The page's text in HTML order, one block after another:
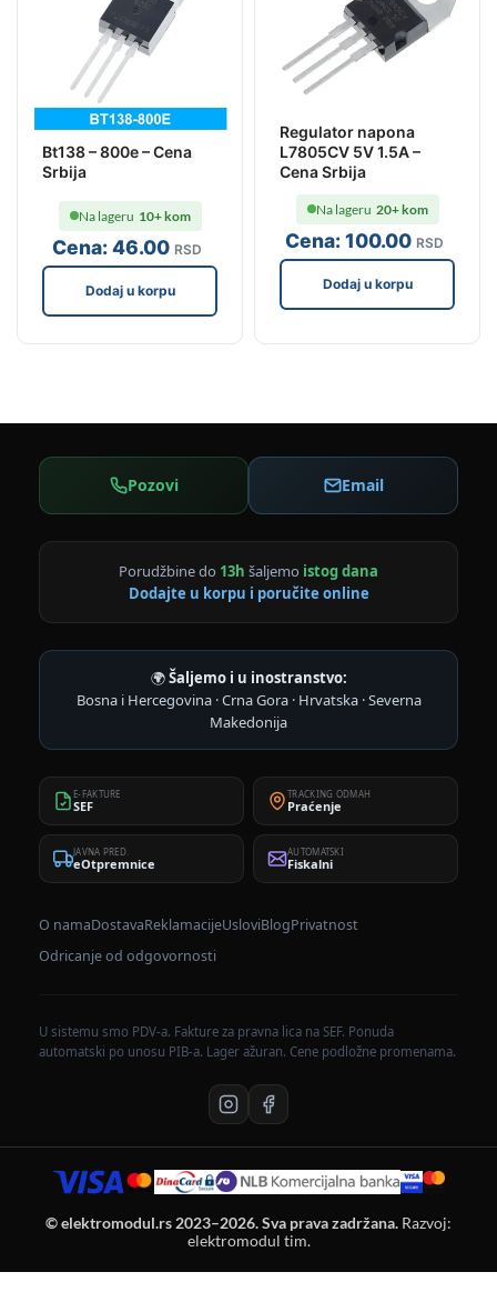
Bt138 – 800e – Cena
Srbija
Cena:46.00 RSD
Na lageru 10+ kom
Dodaj u korpu
Regulator napona
L7805CV 5V 1.5A –
Cena Srbija
Cena:100.00 RSD
Na lageru 20+ kom
Dodaj u korpu
Pozovi Email
Porudžbine do 13h šaljemo istog dana
Dodajte u korpu i poručite online
🌍Šaljemo i u inostranstvo:
Bosna i Hercegovina · Crna Gora · Hrvatska · Severna
Makedonija
E-FAKTURE
SEF
TRACKING ODMAH
Praćenje
JAVNA PRED.
eOtpremnice
AUTOMATSKI
Fiskalni
O namaDostavaReklamacijeUsloviBlogPrivatnost
Odricanje od odgovornosti
U sistemu smo PDV-a. Fakture za pravna lica na SEF. Ponuda
automatski po unosu PIB-a. Lager ažuran. Cene podložne promenama.
© elektromodul.rs 2023–2026. Sva prava zadržana. Razvoj:
elektromodul tim.